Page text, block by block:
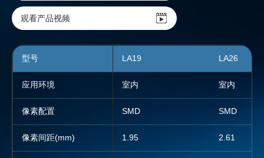
观看产品视频
型号 LA19 LA26
应用环境 室内 室内
像素配置 SMD SMD
像素间距(mm) 1.95 2.61
LA19 LA26
室内 室内
SMD SMD
1.95 2.61